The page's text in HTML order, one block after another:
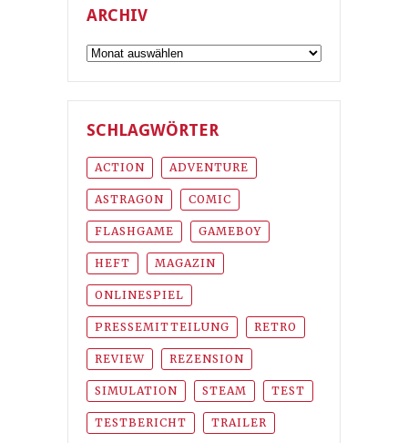
ARCHIV
Archiv
SCHLAGWÖRTER
ACTION ADVENTURE
ASTRAGON COMIC
FLASHGAME GAMEBOY
HEFT MAGAZIN
ONLINESPIEL
PRESSEMITTEILUNG RETRO
REVIEW REZENSION
SIMULATION STEAM TEST
TESTBERICHT TRAILER